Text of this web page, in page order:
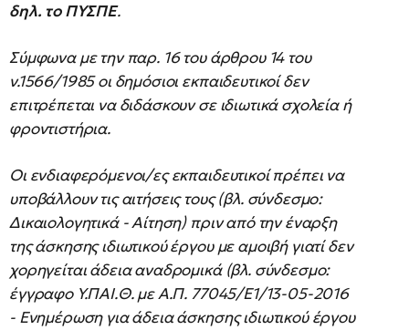
δηλ. τοΠΥΣΠΕ.
Σύμφωνα με την παρ. 16 του άρθρου 14 του
ν.1566/1985 οι δημόσιοι εκπαιδευτικοί δεν
επιτρέπεται να διδάσκουν σε ιδιωτικά σχολεία ή
φροντιστήρια.
Οι ενδιαφερόμενοι/ες εκπαιδευτικοί πρέπει να
υποβάλλουν τις αιτήσεις τους (βλ. σύνδεσμο:
Δικαιολογητικά - Αίτηση) πριν από την έναρξη
της άσκησης ιδιωτικού έργου με αμοιβή γιατί δεν
χορηγείται άδεια αναδρομικά (βλ. σύνδεσμο:
έγγραφο Υ.ΠΑΙ.Θ. με Α.Π. 77045/Ε1/13-05-2016
- Ενημέρωση για άδεια άσκησης ιδιωτικού έργου